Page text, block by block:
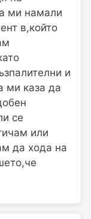
ми намали
в,който
и
ми каза да
се
или
да хода на